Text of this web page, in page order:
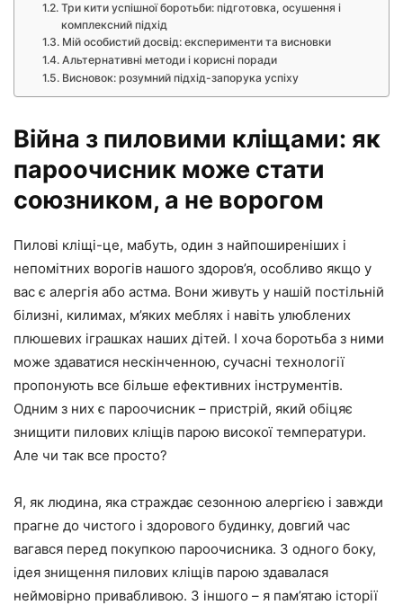
Три кити успішної боротьби: підготовка, осушення і
комплексний підхід
Мій особистий досвід: експерименти та висновки
Альтернативні методи і корисні поради
Висновок: розумний підхід-запорука успіху
Війна з пиловими кліщами: як
пароочисник може стати
союзником, а не ворогом
Пилові кліщі-це, мабуть, один з найпоширеніших і
непомітних ворогів нашого здоров’я, особливо якщо у
вас є алергія або астма. Вони живуть у нашій постільній
білизні, килимах, м’яких меблях і навіть улюблених
плюшевих іграшках наших дітей. І хоча боротьба з ними
може здаватися нескінченною, сучасні технології
пропонують все більше ефективних інструментів.
Одним з них є пароочисник – пристрій, який обіцяє
знищити пилових кліщів парою високої температури.
Але чи так все просто?
Я, як людина, яка страждає сезонною алергією і завжди
прагне до чистого і здорового будинку, довгий час
вагався перед покупкою пароочисника. З одного боку,
ідея знищення пилових кліщів парою здавалася
неймовірно привабливою. З іншого – я пам’ятаю історії